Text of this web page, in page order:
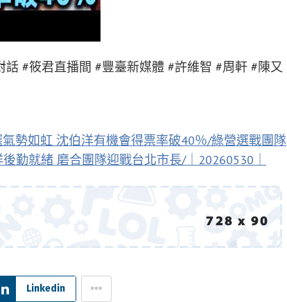
話 #筱君直播間 #豐臺新媒體 #許維智 #周軒 #陳又
勢如虹 沈伯洋有機會得票率破40％/綠營選戰團隊
勤就緒 磨合團隊迎戰台北市長/｜20260530｜
Linkedin